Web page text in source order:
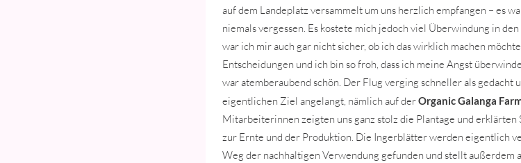
auf dem Landeplatz versammelt um uns herzlich empfangen – es
niemals vergessen. Es kostete mich jedoch viel Überwindung in
war ich mir auch gar nicht sicher, ob ich das wirklich machen
Entscheidungen und ich bin so froh, dass ich meine Angst
war atemberaubend schön. Der Flug verging schneller als gedacht
eigentlichen Ziel angelangt, nämlich auf derOrganic Galanga
Mitarbeiterinnen zeigten uns ganz stolz die Plantage und
zur Ernte und der Produktion. Die Ingerblätter werden eigentlich
Weg der nachhaltigen Verwendung gefunden und stellt außerdem